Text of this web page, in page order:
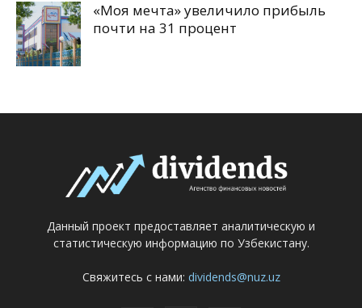
«Моя мечта» увеличило прибыль
почти на 31 процент
Данный проект предоставляет аналитическую и
статистическую информацию по Узбекистану.
Свяжитесь с нами: dividends@nuz.uz